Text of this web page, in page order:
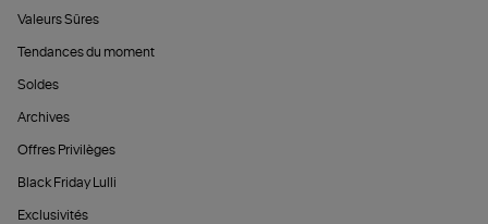
Valeurs Sûres
Tendances du moment
Soldes
Archives
Offres Privilèges
Black Friday Lulli
Exclusivités